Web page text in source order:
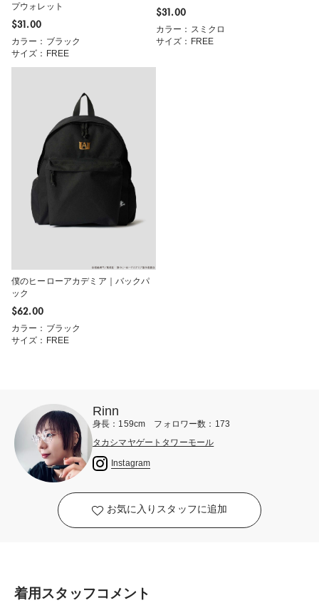
プウォレット
$‌31.00
カラー：ブラック
サイズ：FREE
$‌31.00
カラー：スミクロ
サイズ：FREE
僕のヒーローアカデミア｜バックパ
ック
$‌62.00
カラー：ブラック
サイズ：FREE
Rinn
身長：159cm フォロワー数：173
タカシマヤゲートタワーモール
Instagram
お気に入りスタッフに追加
着用スタッフコメント